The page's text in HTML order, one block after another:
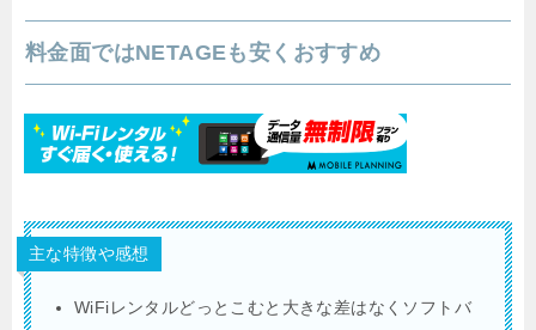
料金面ではNETAGEも安くおすすめ
主な特徴や感想
WiFiレンタルどっとこむと大きな差はなくソフトバ